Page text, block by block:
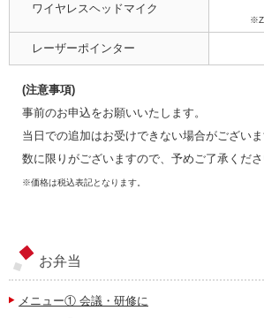
ワイヤレスヘッドマイク
レーザーポインター
(注意事項)
事前のお申込をお願いいたします。
当日での追加はお受けできない場合がございま
数に限りがございますので、予めご了承くださ
※価格は税込表記となります。
お弁当
メニュー① 会議・研修に